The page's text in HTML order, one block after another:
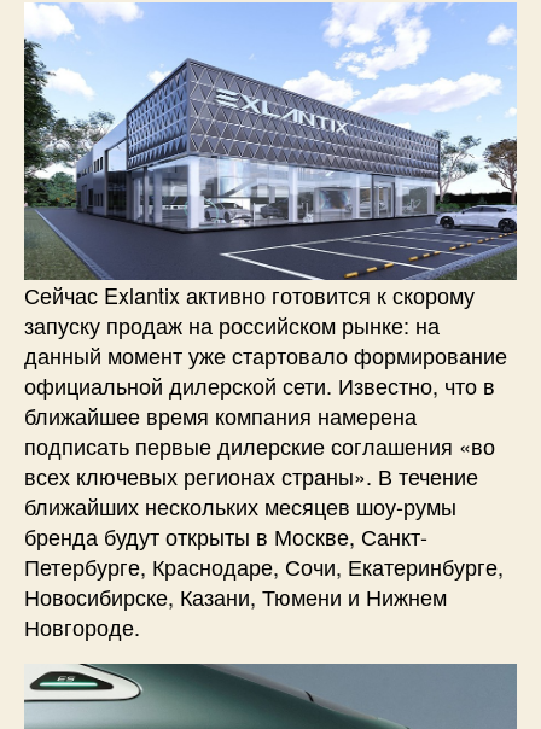
Сейчас Exlantix активно готовится к скорому
запуску продаж на российском рынке: на
данный момент уже стартовало формирование
официальной дилерской сети. Известно, что в
ближайшее время компания намерена
подписать первые дилерские соглашения «во
всех ключевых регионах страны». В течение
ближайших нескольких месяцев шоу-румы
бренда будут открыты в Москве, Санкт-
Петербурге, Краснодаре, Сочи, Екатеринбурге,
Новосибирске, Казани, Тюмени и Нижнем
Новгороде.